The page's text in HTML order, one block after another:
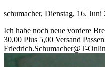
schumacher, Dienstag, 16. Juni
Ich habe noch neue vordere
30,00 Plus 5,00 Versand
Friedrich.Schumacher@T-